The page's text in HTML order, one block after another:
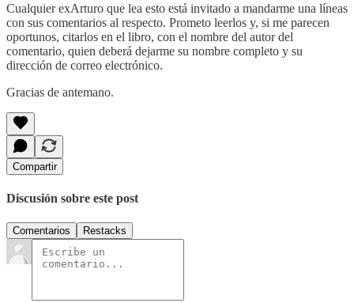
Cualquier exArturo que lea esto está invitado a mandarme una líneas
con sus comentarios al respecto. Prometo leerlos y, si me parecen
oportunos, citarlos en el libro, con el nombre del autor del
comentario, quien deberá dejarme su nombre completo y su
dirección de correo electrónico.
Gracias de antemano.
Compartir
Discusión sobre este post
Comentarios Restacks